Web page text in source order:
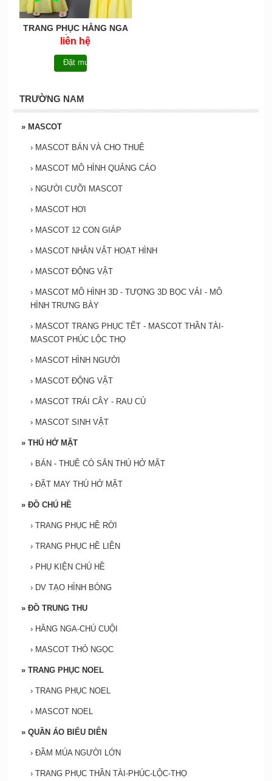
TRANG PHỤC HẰNG NGA
EM BÉ-HNEB004
liên hệ
Đặt mua
TRƯỜNG NAM
» MASCOT
› MASCOT BÁN VÀ CHO THUÊ
› MASCOT MÔ HÌNH QUẢNG CÁO
› NGƯỜI CƯỠI MASCOT
› MASCOT HƠI
› MASCOT 12 CON GIÁP
› MASCOT NHÂN VẬT HOẠT HÌNH
› MASCOT ĐỘNG VẬT
› MASCOT MÔ HÌNH 3D - TƯỢNG 3D BỌC VẢI - MÔ
HÌNH TRƯNG BÀY
› MASCOT TRANG PHỤC TẾT - MASCOT THẦN TÀI-
MASCOT PHÚC LỘC THỌ
› MASCOT HÌNH NGƯỜI
› MASCOT ĐỘNG VẬT
› MASCOT TRÁI CÂY - RAU CỦ
› MASCOT SINH VẬT
» THÚ HỞ MẶT
› BÁN - THUÊ CÓ SẮN THÚ HỞ MẶT
› ĐẶT MAY THÚ HỞ MẶT
» ĐỒ CHÚ HỀ
› TRANG PHỤC HỀ RỜI
› TRANG PHỤC HỀ LIỀN
› PHỤ KIỆN CHÚ HỀ
› DV TẠO HÌNH BÓNG
» ĐỒ TRUNG THU
› HẰNG NGA-CHÚ CUỘI
› MASCOT THỎ NGỌC
» TRANG PHỤC NOEL
› TRANG PHỤC NOEL
› MASCOT NOEL
» QUẦN ÁO BIỂU DIỄN
› ĐẦM MÚA NGƯỜI LỚN
› TRANG PHỤC THẦN TÀI-PHÚC-LỘC-THỌ